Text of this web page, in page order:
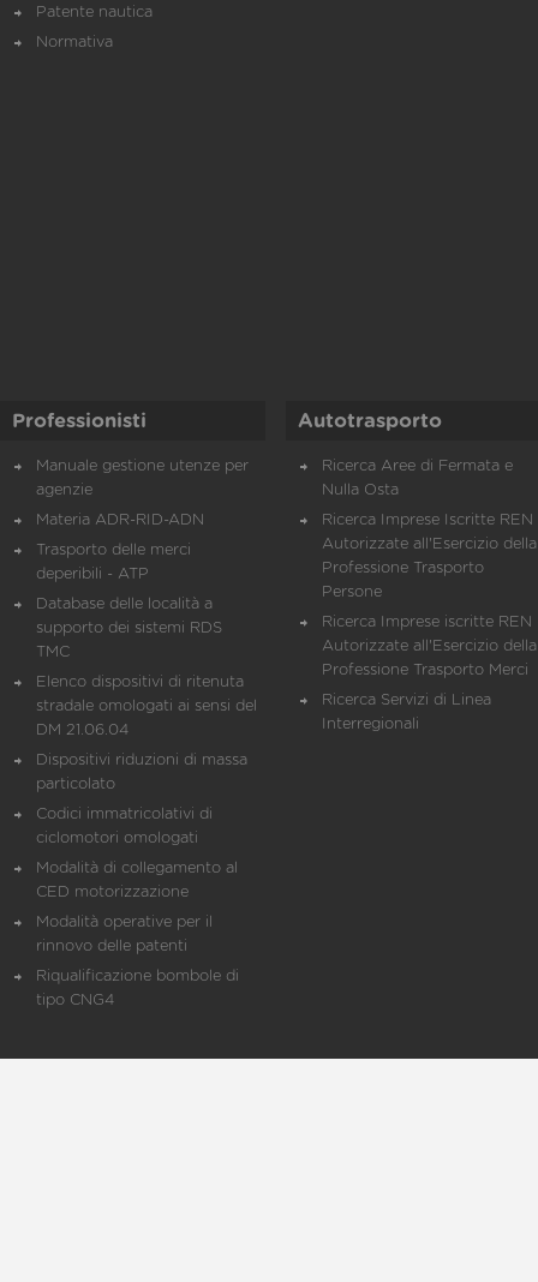
Patente nautica
Normativa
Professionisti
Manuale gestione utenze per
agenzie
Materia ADR-RID-ADN
Trasporto delle merci
deperibili - ATP
Database delle località a
supporto dei sistemi RDS
TMC
Elenco dispositivi di ritenuta
stradale omologati ai sensi del
DM 21.06.04
Dispositivi riduzioni di massa
particolato
Codici immatricolativi di
ciclomotori omologati
Modalità di collegamento al
CED motorizzazione
Modalità operative per il
rinnovo delle patenti
Riqualificazione bombole di
tipo CNG4
Autotrasporto
Ricerca Aree di Fermata e
Nulla Osta
Ricerca Imprese Iscritte REN
Autorizzate all'Esercizio della
Professione Trasporto
Persone
Ricerca Imprese iscritte REN
Autorizzate all'Esercizio della
Professione Trasporto Merci
Ricerca Servizi di Linea
Interregionali